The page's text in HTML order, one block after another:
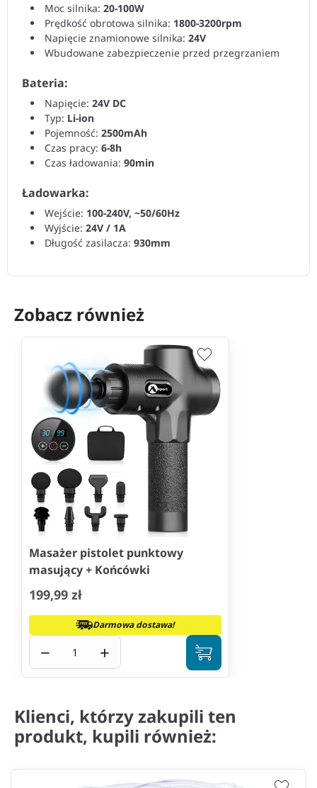
Moc silnika: 20-100W
Prędkość obrotowa silnika: 1800-3200rpm
Napięcie znamionowe silnika: 24V
Wbudowane zabezpieczenie przed przegrzaniem
Bateria:
Napięcie: 24V DC
Typ: Li-ion
Pojemność: 2500mAh
Czas pracy: 6-8h
Czas ładowania: 90min
Ładowarka:
Wejście: 100-240V, ~50/60Hz
Wyjście: 24V / 1A
Długość zasilacza: 930mm
Zobacz również
Masażer pistolet punktowy
masujący + Końcówki
199,99 zł
Darmowa dostawa!
− +
Klienci, którzy zakupili ten
produkt, kupili również: